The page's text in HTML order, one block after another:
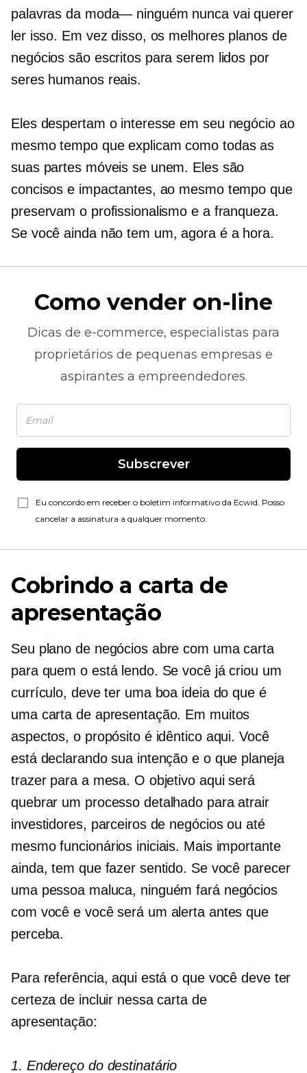
palavras da moda— ninguém nunca vai querer
ler isso. Em vez disso, os melhores planos de
negócios são escritos para serem lidos por
seres humanos reais.
Eles despertam o interesse em seu negócio ao
mesmo tempo que explicam como todas as
suas partes móveis se unem. Eles são
concisos e impactantes, ao mesmo tempo que
preservam o profissionalismo e a franqueza.
Se você ainda não tem um, agora é a hora.
Como vender on-line
Dicas de e-commerce, especialistas para
proprietários de pequenas empresas e
aspirantes a empreendedores.
Subscrever
Eu concordo em receber o boletim informativo da Ecwid. Posso
cancelar a assinatura a qualquer momento.
Cobrindo a carta de
apresentação
Seu plano de negócios abre com uma carta
para quem o está lendo. Se você já criou um
currículo, deve ter uma boa ideia do que é
uma carta de apresentação. Em muitos
aspectos, o propósito é idêntico aqui. Você
está declarando sua intenção e o que planeja
trazer para a mesa. O objetivo aqui será
quebrar um processo detalhado para atrair
investidores, parceiros de negócios ou até
mesmo funcionários iniciais. Mais importante
ainda, tem que fazer sentido. Se você parecer
uma pessoa maluca, ninguém fará negócios
com você e você será um alerta antes que
perceba.
Para referência, aqui está o que você deve ter
certeza de incluir nessa carta de
apresentação:
1. Endereço do destinatário